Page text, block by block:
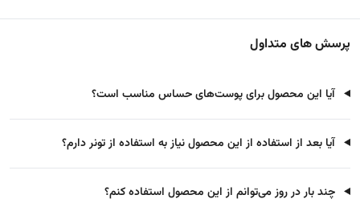
پرسش های متداول
آیا این محصول برای پوست‌های حساس مناسب است؟
آیا بعد از استفاده از این محصول نیاز به استفاده از تونر دارم؟
چند بار در روز می‌توانم از این محصول استفاده کنم؟